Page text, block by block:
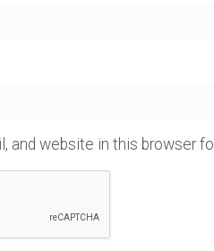
and website in this browser